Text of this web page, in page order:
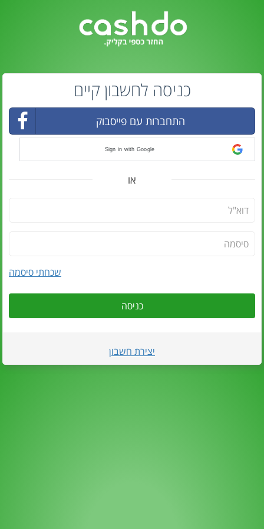
כניסה לחשבון קיים
התחברות עם פייסבוק
Sign in with Google
או
שכחתי סיסמה
כניסה
יצירת חשבון